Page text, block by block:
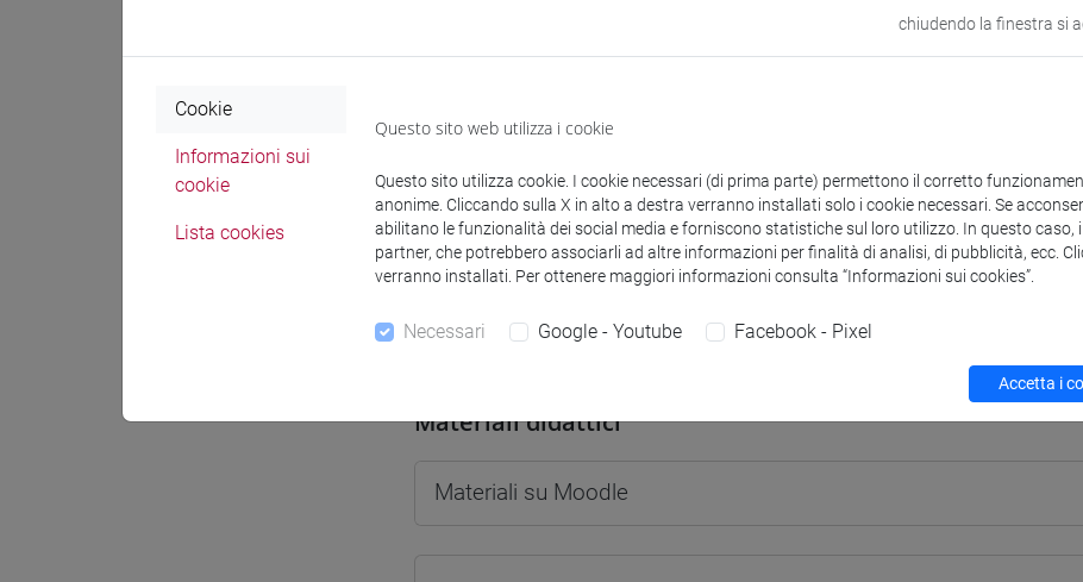
Link allo spazio del corso
Docenti e corsi di laurea Programma
Docenti
DE RUBEIS Flavia - 30h Lezione
Materiali didattici
Materiali su Moodle
chiudendo la finestra si
Cookie
Informazioni sui
cookie
Lista cookies
Questo sito web utilizza i cookie
Questo sito utilizza cookie. I cookie necessari (di prima parte) permettono il corretto
anonime. Cliccando sulla X in alto a destra verranno installati solo i cookie necessari. Se
abilitano le funzionalità dei social media e forniscono statistiche sul loro utilizzo. In questo
partner, che potrebbero associarli ad altre informazioni per finalità di analisi, di pubblicità, ecc.
verranno installati. Per ottenere maggiori informazioni consulta “Informazioni sui cookies”.
Necessari Google - Youtube Facebook - Pixel
Accetta i